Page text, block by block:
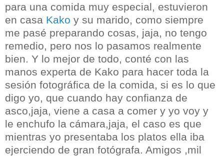
para una comida muy especial, estuvieron
en casa Kako y su marido, como siempre
me pasé preparando cosas, jaja, no tengo
remedio, pero nos lo pasamos realmente
bien. Y lo mejor de todo, conté con las
manos experta de Kako para hacer toda la
sesión fotográfica de la comida, si es lo que
digo yo, que cuando hay confianza de
asco,jaja, viene a casa a comer y yo voy y
le enchufo la cámara,jaja, el caso es que
mientras yo presentaba los platos ella iba
ejerciendo de gran fotógrafa. Amigos ,mil